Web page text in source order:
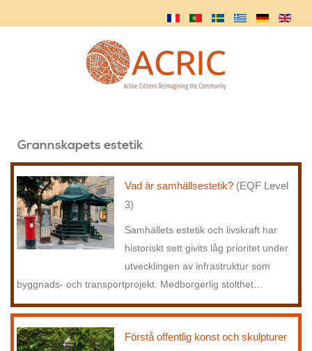
Grannskapets estetik
Vad är samhällsestetik? (EQF Level
3)
Samhällets estetik och livskraft har
historiskt sett givits låg prioritet under
utvecklingen av infrastruktur som
byggnads- och transportprojekt. Medborgerlig stolthet
Förstå offentlig konst och skulpturer